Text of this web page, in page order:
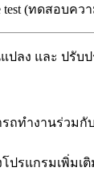
test (ทดสอบค
แปลง และ ปรับ
ถทำงานร่วมกับ
ปรแกรมเพิ่มเติ